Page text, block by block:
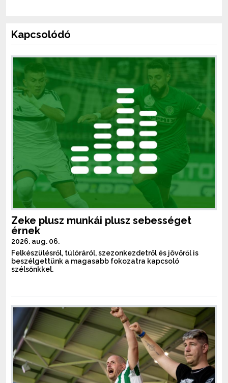
Kapcsolódó
Zeke plusz munkái plusz sebességet
érnek
2026. aug. 06.
Felkészülésről, túlóráról, szezonkezdetről és jövőről is
beszélgettünk a magasabb fokozatra kapcsoló
szélsőnkkel.